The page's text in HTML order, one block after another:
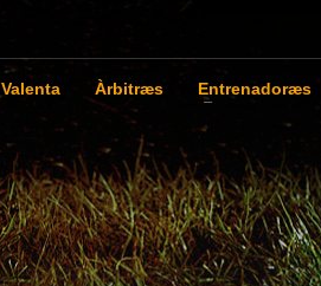
Valenta Àrbitræs Entrenadoræs